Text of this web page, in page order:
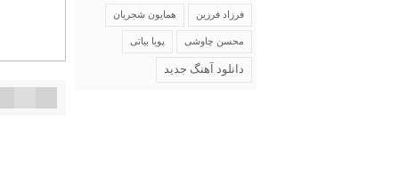
فرزاد فرزین همایون شجریان
محسن چاوشی پویا بیاتی
دانلود آهنگ جدید